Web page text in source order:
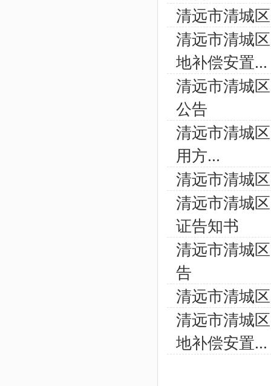
清远市清城
清远市清城
地补偿安置...
清远市清城
公告
清远市清城
用方...
清远市清城
清远市清城
证告知书
清远市清城
告
清远市清城
清远市清城
地补偿安置...